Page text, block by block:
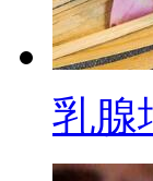
乳腺